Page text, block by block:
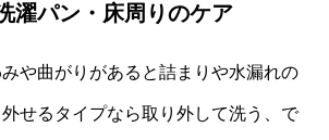
濯パン・床周りのケア
や曲がりがあると詰まりや水漏れの
せるタイプなら取り外して洗う、で